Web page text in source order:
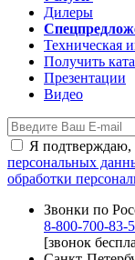
Дилеры
Техническая
Получить
Презентации
Видео
Я подтверждаю,
персональных
обработки
Звонки по
8-800-700-83-
[звонок